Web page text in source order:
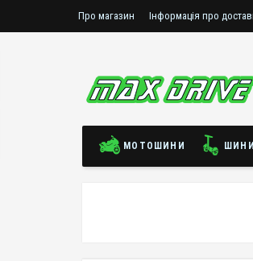
Про магазин Інформація про
МОТОШИНИ